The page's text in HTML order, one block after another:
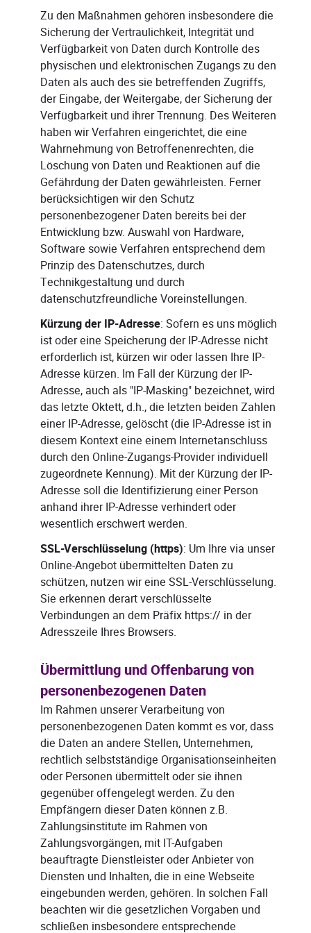
Zu den Maßnahmen gehören insbesondere die
Sicherung der Vertraulichkeit, Integrität und
Verfügbarkeit von Daten durch Kontrolle des
physischen und elektronischen Zugangs zu den
Daten als auch des sie betreffenden Zugriffs,
der Eingabe, der Weitergabe, der Sicherung der
Verfügbarkeit und ihrer Trennung. Des Weiteren
haben wir Verfahren eingerichtet, die eine
Wahrnehmung von Betroffenenrechten, die
Löschung von Daten und Reaktionen auf die
Gefährdung der Daten gewährleisten. Ferner
berücksichtigen wir den Schutz
personenbezogener Daten bereits bei der
Entwicklung bzw. Auswahl von Hardware,
Software sowie Verfahren entsprechend dem
Prinzip des Datenschutzes, durch
Technikgestaltung und durch
datenschutzfreundliche Voreinstellungen.
Kürzung der IP-Adresse: Sofern es uns möglich
ist oder eine Speicherung der IP-Adresse nicht
erforderlich ist, kürzen wir oder lassen Ihre IP-
Adresse kürzen. Im Fall der Kürzung der IP-
Adresse, auch als "IP-Masking" bezeichnet, wird
das letzte Oktett, d.h., die letzten beiden Zahlen
einer IP-Adresse, gelöscht (die IP-Adresse ist in
diesem Kontext eine einem Internetanschluss
durch den Online-Zugangs-Provider individuell
zugeordnete Kennung). Mit der Kürzung der IP-
Adresse soll die Identifizierung einer Person
anhand ihrer IP-Adresse verhindert oder
wesentlich erschwert werden.
SSL-Verschlüsselung (https): Um Ihre via unser
Online-Angebot übermittelten Daten zu
schützen, nutzen wir eine SSL-Verschlüsselung.
Sie erkennen derart verschlüsselte
Verbindungen an dem Präfix https:// in der
Adresszeile Ihres Browsers.
Übermittlung und Offenbarung von
personenbezogenen Daten
Im Rahmen unserer Verarbeitung von
personenbezogenen Daten kommt es vor, dass
die Daten an andere Stellen, Unternehmen,
rechtlich selbstständige Organisationseinheiten
oder Personen übermittelt oder sie ihnen
gegenüber offengelegt werden. Zu den
Empfängern dieser Daten können z.B.
Zahlungsinstitute im Rahmen von
Zahlungsvorgängen, mit IT-Aufgaben
beauftragte Dienstleister oder Anbieter von
Diensten und Inhalten, die in eine Webseite
eingebunden werden, gehören. In solchen Fall
beachten wir die gesetzlichen Vorgaben und
schließen insbesondere entsprechende